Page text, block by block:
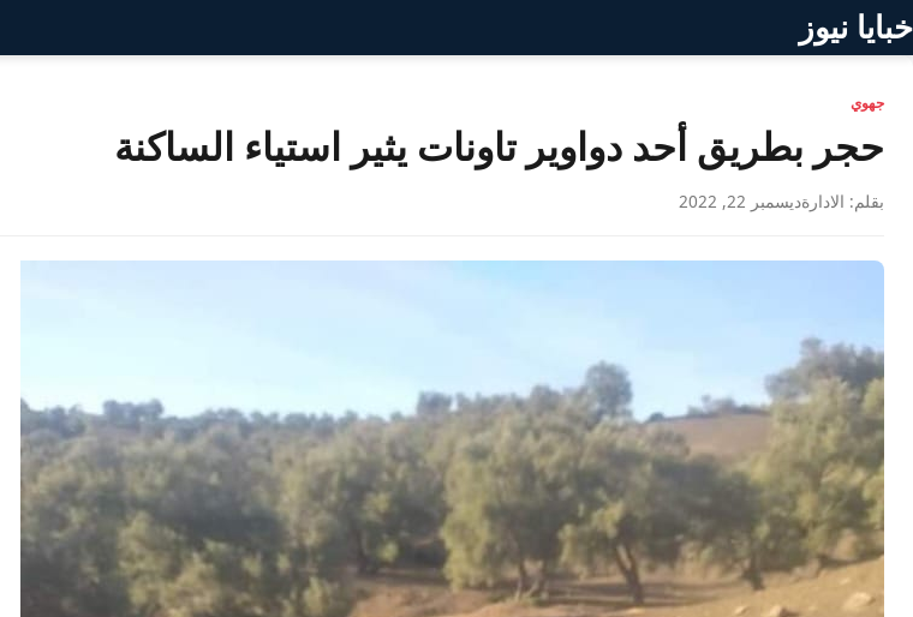
خبايا نيوز
جهوي
حجر بطريق أحد دواوير تاونات يثير استياء الساكنة
بقلم: الادارةديسمبر 22, 2022